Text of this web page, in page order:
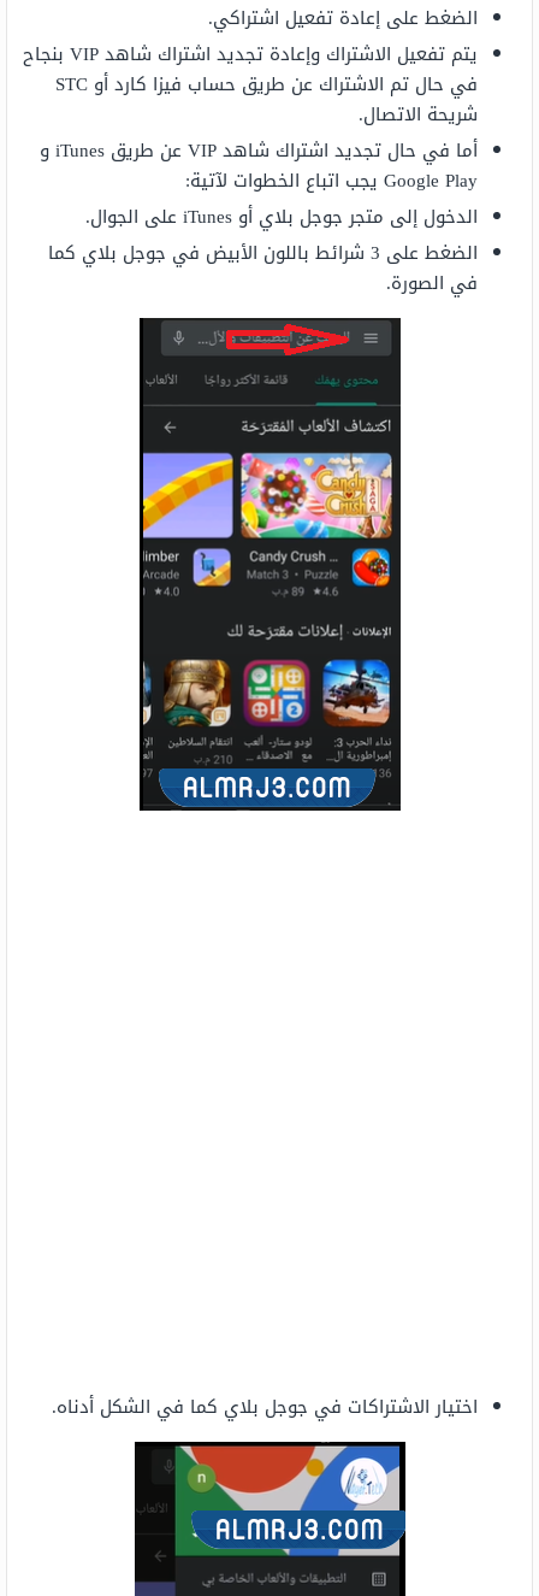
الضغط على إعادة تفعيل اشتراكي.
يتم تفعيل الاشتراك وإعادة تجديد اشتراك شاهد VIP بنجاح
في حال تم الاشتراك عن طريق حساب فيزا كارد أو STC
شريحة الاتصال.
أما في حال تجديد اشتراك شاهد VIP عن طريق iTunes و
Google Play يجب اتباع الخطوات لآتية:
الدخول إلى متجر جوجل بلاي أو iTunes على الجوال.
الضغط على 3 شرائط باللون الأبيض في جوجل بلاي كما
في الصورة.
اختيار الاشتراكات في جوجل بلاي كما في الشكل أدناه.